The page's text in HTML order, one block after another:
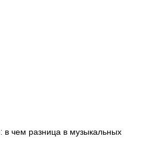
чем разница в музыкальных